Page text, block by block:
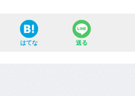
はてな 送る